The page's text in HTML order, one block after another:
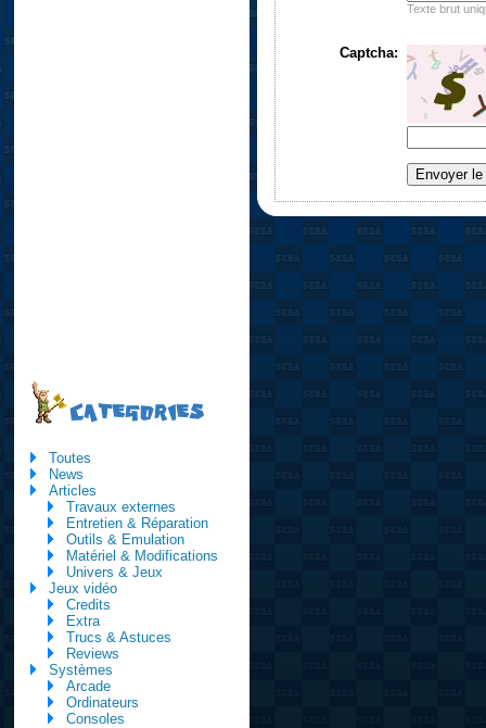
Texte brut
Captcha:
CATEGORIES
Toutes
News
Articles
Travaux externes
Entretien & Réparation
Outils & Emulation
Matériel & Modifications
Univers & Jeux
Jeux vidéo
Credits
Extra
Trucs & Astuces
Reviews
Systèmes
Arcade
Ordinateurs
Consoles